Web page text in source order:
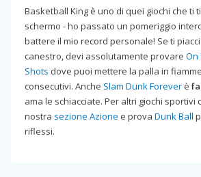
Basketball King è uno di quei giochi che ti
schermo - ho passato un pomeriggio
battere il mio record personale! Se ti
canestro, devi assolutamente provare On
Shots dove puoi mettere la palla in
consecutivi. Anche Slam Dunk Forever è
ama le schiacciate. Per altri giochi sportivi
nostra sezione Azione e prova Dunk Ball
riflessi.